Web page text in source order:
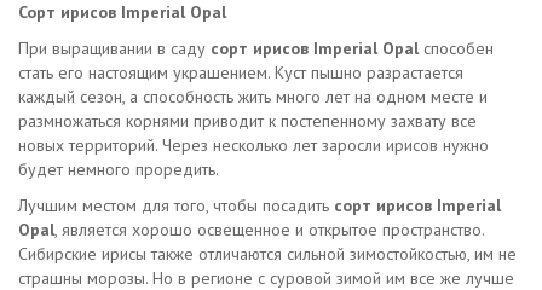
Сорт ирисов Imperial Opal
При выращивании в саду сорт ирисов Imperial Opalспособен
стать его настоящим украшением. Куст пышно разрастается
каждый сезон, а способность жить много лет на одном месте и
размножаться корнями приводит к постепенному захвату все
новых территорий. Через несколько лет заросли ирисов нужно
будет немного проредить.
Лучшим местом для того, чтобы посадить сорт ирисов Imperial
Opal, является хорошо освещенное и открытое пространство.
Сибирские ирисы также отличаются сильной зимостойкостью, им не
страшны морозы. Но в регионе с суровой зимой им все же лучше